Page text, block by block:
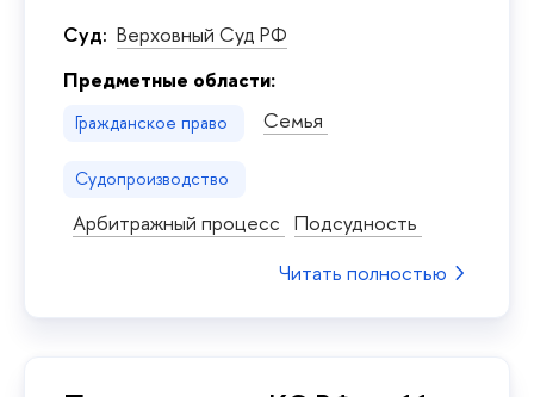
Суд: Верховный Суд РФ
Предметные области:
Гражданское право Семья
Судопроизводство
Арбитражный процесс Подсудность
Читать полностью